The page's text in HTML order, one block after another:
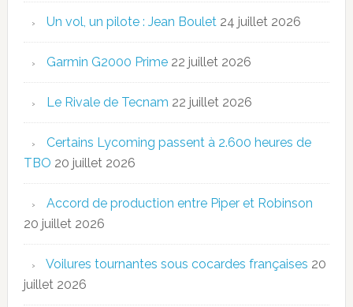
Un vol, un pilote : Jean Boulet 24 juillet 2026
Garmin G2000 Prime 22 juillet 2026
Le Rivale de Tecnam 22 juillet 2026
Certains Lycoming passent à 2.600 heures de
TBO 20 juillet 2026
Accord de production entre Piper et Robinson
20 juillet 2026
Voilures tournantes sous cocardes françaises 20
juillet 2026